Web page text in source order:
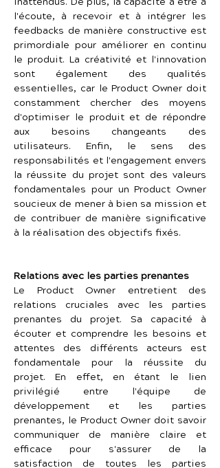
l'écoute, à recevoir et à intégrer les
feedbacks de manière constructive est
primordiale pour améliorer en continu
le produit. La créativité et l'innovation
sont également des qualités
essentielles, car le Product Owner doit
constamment chercher des moyens
d'optimiser le produit et de répondre
aux besoins changeants des
utilisateurs. Enfin, le sens des
responsabilités et l'engagement envers
la réussite du projet sont des valeurs
fondamentales pour un Product Owner
soucieux de mener à bien sa mission et
de contribuer de manière significative
à la réalisation des objectifs fixés.
Relations avec les parties prenantes
Le Product Owner entretient des
relations cruciales avec les parties
prenantes du projet. Sa capacité à
écouter et comprendre les besoins et
attentes des différents acteurs est
fondamentale pour la réussite du
projet. En effet, en étant le lien
privilégié entre l'équipe de
développement et les parties
prenantes, le Product Owner doit savoir
communiquer de manière claire et
efficace pour s'assurer de la
satisfaction de toutes les parties